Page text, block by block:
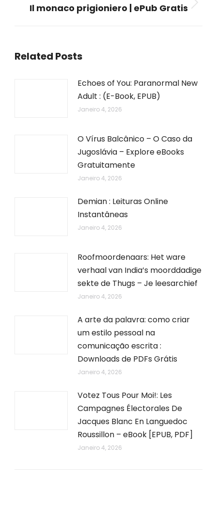
Next
Il monaco prigioniero | ePub Gratis
Related Posts
Echoes of You: Paranormal New
Adult : (E-Book, EPUB)
Janeiro 4, 2026
O Vírus Balcânico – O Caso da
Jugoslávia – Explore eBooks
Gratuitamente
Janeiro 4, 2026
Demian : Leituras Online
Instantâneas
Janeiro 4, 2026
Roofmoordenaars: Het ware
verhaal van India’s moorddadige
sekte de Thugs – Je leesarchief
Janeiro 4, 2026
A arte da palavra: como criar
um estilo pessoal na
comunicação escrita :
Downloads de PDFs Grátis
Janeiro 4, 2026
Votez Tous Pour Moi!: Les
Campagnes Électorales De
Jacques Blanc En Languedoc
Roussillon – eBook [EPUB, PDF]
Janeiro 4, 2026